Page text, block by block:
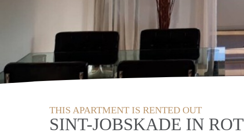
THIS APARTMENT IS RENTED OUT
SINT-JOBSKADE IN